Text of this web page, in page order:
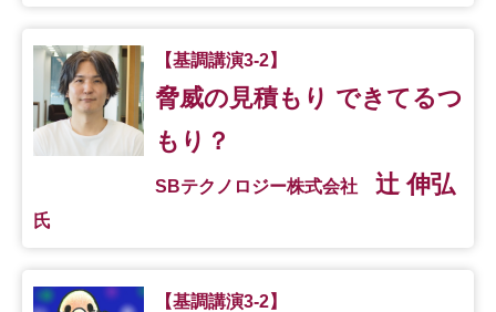
【基調講演3-2】
脅威の見積もり できてるつ
もり？
SBテクノロジー株式会社 辻 伸弘
氏
【基調講演3-2】